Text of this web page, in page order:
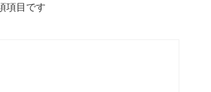
項目です